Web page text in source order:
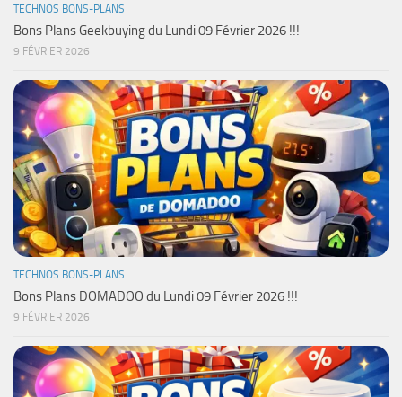
TECHNOS BONS-PLANS
Bons Plans Geekbuying du Lundi 09 Février 2026 !!!
9 FÉVRIER 2026
TECHNOS BONS-PLANS
Bons Plans DOMADOO du Lundi 09 Février 2026 !!!
9 FÉVRIER 2026